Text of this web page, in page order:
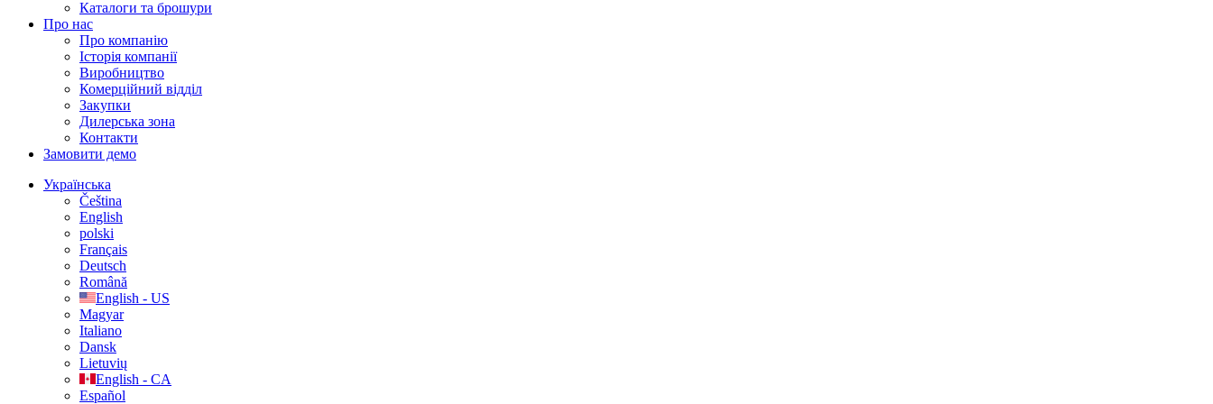
Каталоги та брошури
Про нас
Про компанію
Історія компанії
Виробництво
Комерційний відділ
Закупки
Дилерська зона
Контакти
Замовити демо
Українська
Čeština
English
polski
Français
Deutsch
Română
English - US
Magyar
Italiano
Dansk
Lietuvių
English - CA
Español